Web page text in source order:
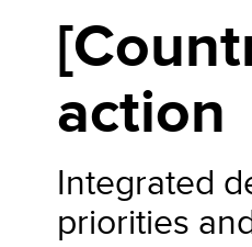
action
Integrated
priorities